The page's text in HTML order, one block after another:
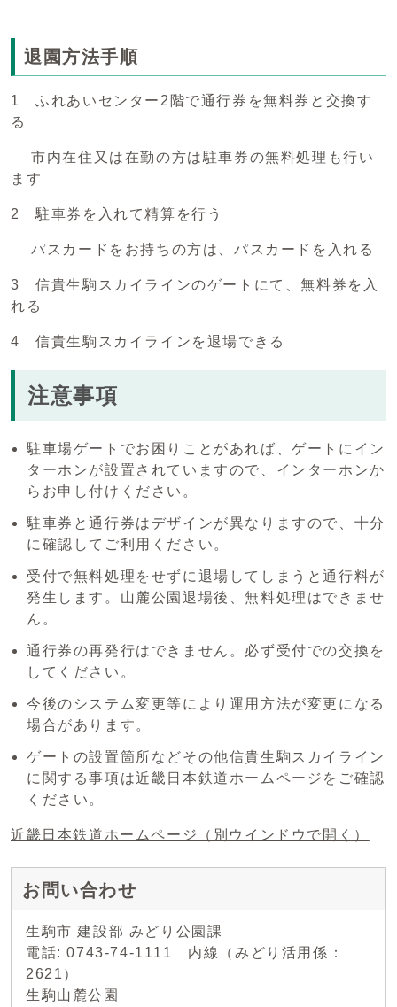
退園方法手順
1 ふれあいセンター2階で通行券を無料券と交換す
る
市内在住又は在勤の方は駐車券の無料処理も行い
ます
2 駐車券を入れて精算を行う
パスカードをお持ちの方は、パスカードを入れる
3 信貴生駒スカイラインのゲートにて、無料券を入
れる
4 信貴生駒スカイラインを退場できる
注意事項
駐車場ゲートでお困りことがあれば、ゲートにイン
ターホンが設置されていますので、インターホンか
らお申し付けください。
駐車券と通行券はデザインが異なりますので、十分
に確認してご利用ください。
受付で無料処理をせずに退場してしまうと通行料が
発生します。山麓公園退場後、無料処理はできませ
ん。
通行券の再発行はできません。必ず受付での交換を
してください。
今後のシステム変更等により運用方法が変更になる
場合があります。
ゲートの設置箇所などその他信貴生駒スカイライン
に関する事項は近畿日本鉄道ホームページをご確認
ください。
近畿日本鉄道ホームページ （別ウインドウで開く）
お問い合わせ
生駒市 建設部 みどり公園課
電話: 0743-74-1111 内線（みどり活用係：
2621）
生駒山麓公園